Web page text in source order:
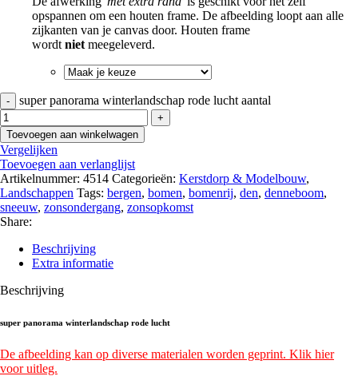
opspannen om een houten frame. De afbeelding loopt aan alle
zijkanten van je canvas door. Houten frame
wordt niet meegeleverd.
super panorama winterlandschap rode lucht aantal
Toevoegen aan winkelwagen
Vergelijken
Toevoegen aan verlanglijst
Artikelnummer: 4514 Categorieën: Kerstdorp & Modelbouw,
Landschappen Tags: bergen, bomen, bomenrij, den, denneboom,
sneeuw, zonsondergang, zonsopkomst
Share:
Beschrijving
Extra informatie
Beschrijving
super panorama winterlandschap rode lucht
De afbeelding kan op diverse materialen worden geprint. Klik hier
voor uitleg.